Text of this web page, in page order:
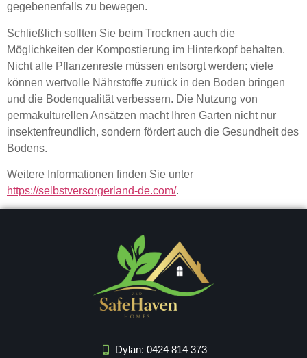
gegebenenfalls zu bewegen.
Schließlich sollten Sie beim Trocknen auch die
Möglichkeiten der Kompostierung im Hinterkopf behalten.
Nicht alle Pflanzenreste müssen entsorgt werden; viele
können wertvolle Nährstoffe zurück in den Boden bringen
und die Bodenqualität verbessern. Die Nutzung von
permakulturellen Ansätzen macht Ihren Garten nicht nur
insektenfreundlich, sondern fördert auch die Gesundheit des
Bodens.
Weitere Informationen finden Sie unter
https://selbstversorgerland-de.com/.
Dylan: 0424 814 373